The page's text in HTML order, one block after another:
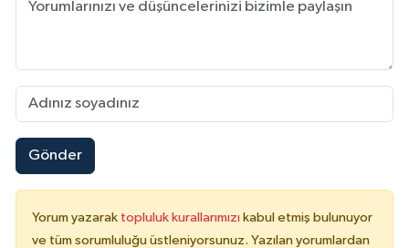
Gönder
Yorum yazarak topluluk kurallarımızı kabul etmiş bulunuyor
ve tüm sorumluluğu üstleniyorsunuz. Yazılan yorumlardan